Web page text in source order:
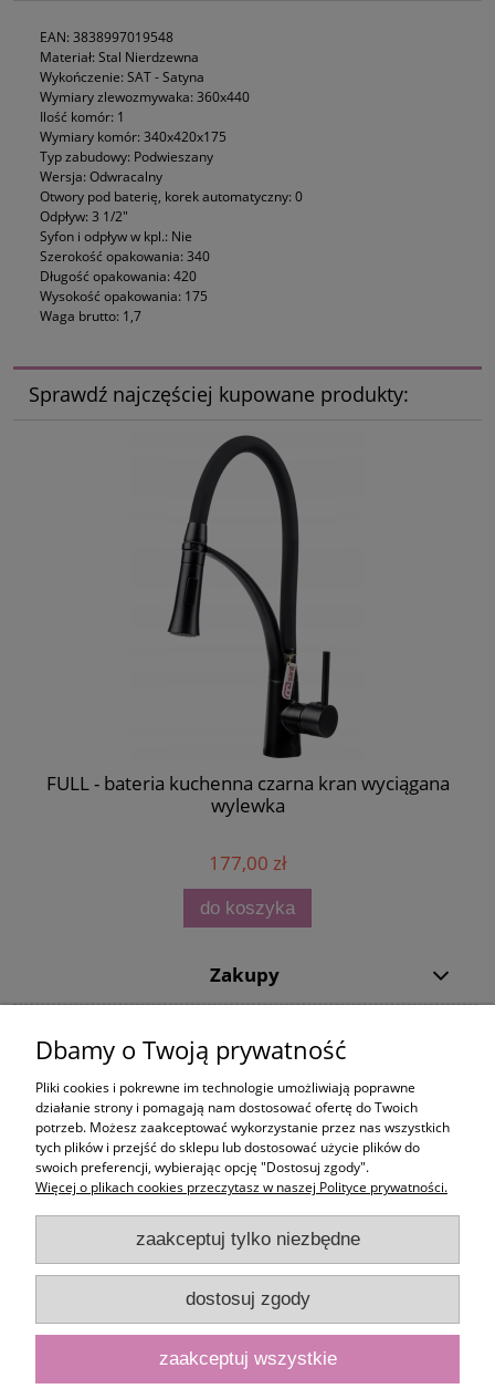
EAN: 3838997019548
Materiał: Stal Nierdzewna
Wykończenie: SAT - Satyna
Wymiary zlewozmywaka: 360x440
Ilość komór: 1
Wymiary komór: 340x420x175
Typ zabudowy: Podwieszany
Wersja: Odwracalny
Otwory pod baterię, korek automatyczny: 0
Odpływ: 3 1/2"
Syfon i odpływ w kpl.: Nie
Szerokość opakowania: 340
Długość opakowania: 420
Wysokość opakowania: 175
Waga brutto: 1,7
Sprawdź najczęściej kupowane produkty:
FULL - bateria kuchenna czarna kran wyciągana
wylewka
177,00 zł
do koszyka
Zakupy
Moje konto
Informacje
Dbamy o Twoją prywatność
Pliki cookies i pokrewne im technologie umożliwiają poprawne
działanie strony i pomagają nam dostosować ofertę do Twoich
potrzeb. Możesz zaakceptować wykorzystanie przez nas wszystkich
tych plików i przejść do sklepu lub dostosować użycie plików do
swoich preferencji, wybierając opcję "Dostosuj zgody".
Więcej o plikach cookies przeczytasz w naszej Polityce prywatności.
zaakceptuj tylko niezbędne
dostosuj zgody
zaakceptuj wszystkie